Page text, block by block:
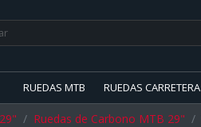
RUEDAS MTB RUEDAS CARRETERA
Ruedas de Carbono MTB 29"